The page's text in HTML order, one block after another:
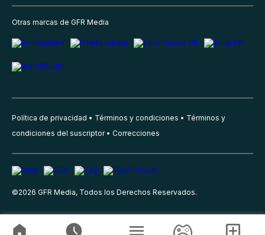
Otras marcas de GFR Media
Política de privacidad Términos y condiciones
Términos y
condiciones del suscriptor
Correcciones
©2026 GFR Media, Todos los Derechos Reservados.